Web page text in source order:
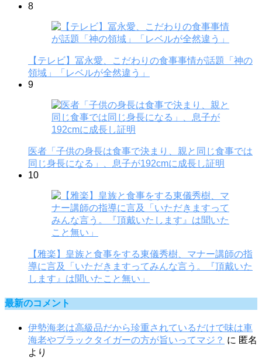
8
【テレビ】冨永愛、こだわりの食事事情が話題「神の
領域」「レベルが全然違う」
9
医者「子供の身長は食事で決まり、親と同じ食事では
同じ身長になる」、息子が192cmに成長し証明
10
【雅楽】皇族と食事をする東儀秀樹、マナー講師の指
導に言及「いただきますってみんな言う。『頂戴いた
します』は聞いたこと無い」
最新のコメント
伊勢海老は高級品だから珍重されているだけで味は車
海老やブラックタイガーの方が旨いってマジ？ に 匿名
より